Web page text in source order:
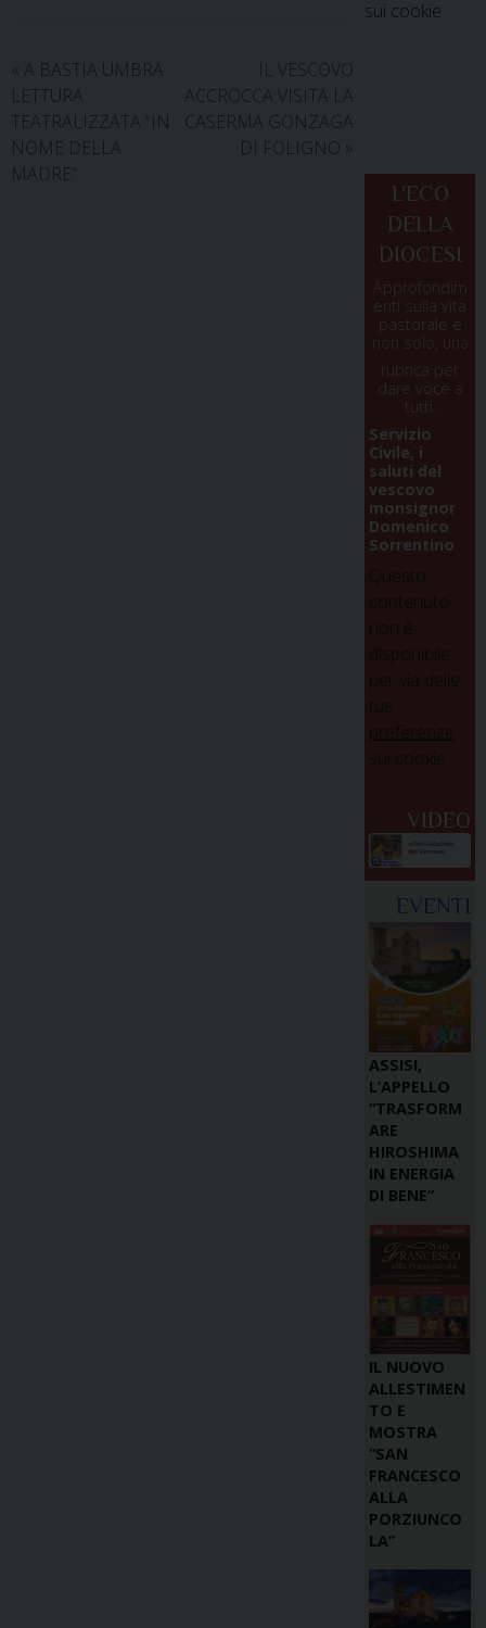
« A BASTIA UMBRA
LETTURA
TEATRALIZZATA “IN
NOME DELLA
MADRE”
IL VESCOVO
ACCROCCA VISITA LA
CASERMA GONZAGA
DI FOLIGNO »
sui cookie
L'ECO
DELLA
DIOCESI
Approfondim
enti sulla vita
pastorale e
non solo, una
rubrica per
dare voce a
tutti.
Servizio
Civile, i
saluti del
vescovo
monsignor
Domenico
Sorrentino
VIDEO
EVENTI
ASSISI,
L’APPELLO
“TRASFORM
ARE
HIROSHIMA
IN ENERGIA
DI BENE”
IL NUOVO
ALLESTIMEN
TO E
MOSTRA
“SAN
FRANCESCO
ALLA
PORZIUNCO
LA”